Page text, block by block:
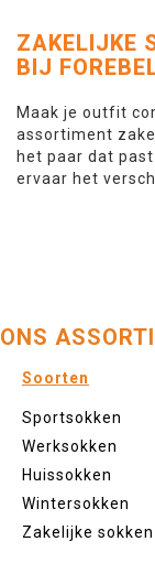
ZAKELIJKE
BIJ
Maak je outfit
assortiment
het paar dat
ervaar het
ONS
Soorten
Sportsokken
Werksokken
Huissokken
Wintersokken
Zakelijke sokken